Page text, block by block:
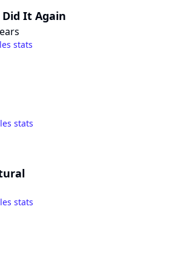
Did It Again
stats
stats
stats